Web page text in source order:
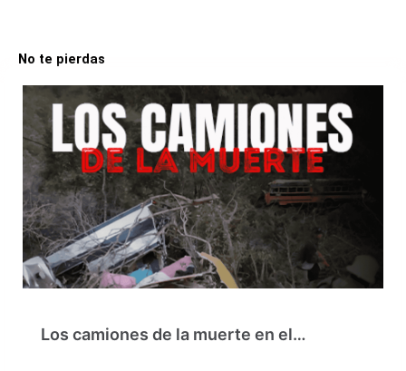
No te pierdas
Los camiones de la muerte en el…